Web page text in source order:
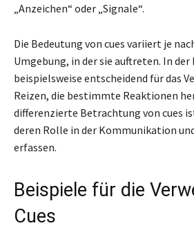
„Anzeichen“ oder „Signale“.
Die Bedeutung von cues variiert je
Umgebung, in der sie auftreten. In der
beispielsweise entscheidend für das
Reizen, die bestimmte Reaktionen
differenzierte Betrachtung von cues
deren Rolle in der Kommunikation
erfassen.
Beispiele für die
Cues